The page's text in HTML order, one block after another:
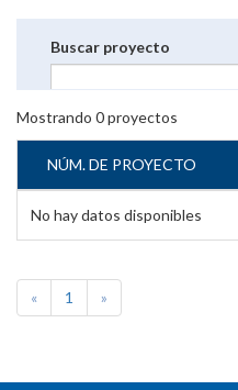
Buscar proyecto
Mostrando 0proyectos
NÚM. DE PROYECTO
No hay datos disponibles
« 1 »